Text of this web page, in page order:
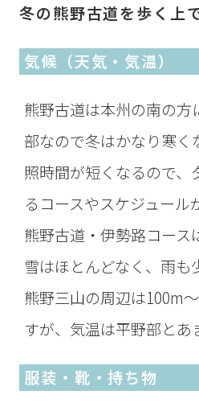
冬の熊野古道を歩く上
気候（天気・気温）
熊野古道は本州の南の方
部なので冬はかなり寒く
照時間が短くなるので、
るコースやスケジュール
熊野古道・伊勢路コース
雪はほとんどなく、雨も
熊野三山の周辺は100m
すが、気温は平野部とあ
服装・靴・持ち物